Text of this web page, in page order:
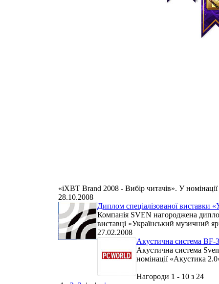
«iXBT Brand 2008 - Вибір читачів». У
28.10.2008
Диплом спеціалізованої виставки
Компанія SVEN нагороджена
виставці «Український музичний
27.02.2008
Акустична система
Акустична система
номінації «Акустика
Нагороди 1 - 10 з 24